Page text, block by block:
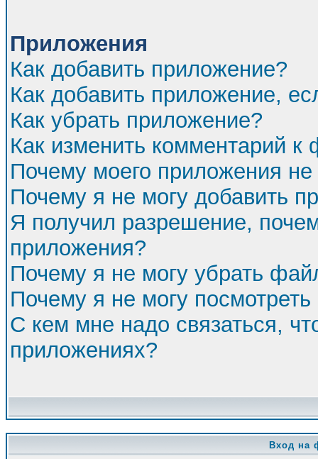
Приложения
Как добавить приложение?
Как добавить приложение,
Как убрать приложение?
Как изменить комментарий к
Почему моего приложения не
Почему я не могу добавить
Я получил разрешение,
приложения?
Почему я не могу убрать
Почему я не могу
С кем мне надо связаться,
приложениях?
Вход на